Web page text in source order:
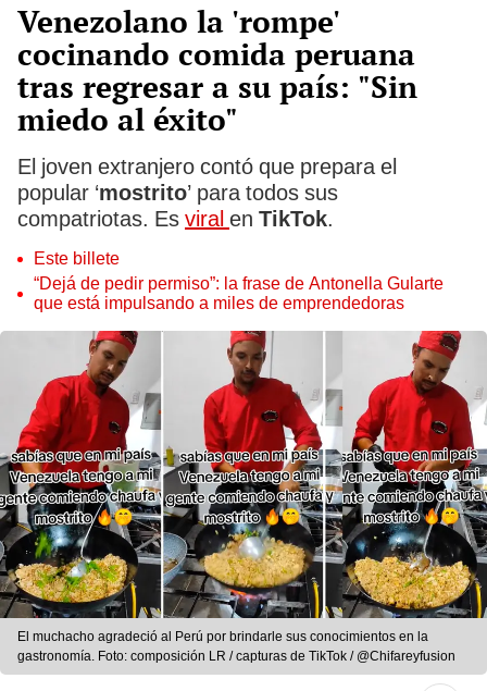
Venezolano la 'rompe'
cocinando comida peruana
tras regresar a su país: "Sin
miedo al éxito"
El joven extranjero contó que prepara el
popular ‘mostrito’ para todos sus
compatriotas. Es viral en TikTok.
Este billete
“Dejá de pedir permiso”: la frase de Antonella Gularte
que está impulsando a miles de emprendedoras
El muchacho agradeció al Perú por brindarle sus conocimientos en la
gastronomía. Foto: composición LR / capturas de TikTok / @Chifareyfusion